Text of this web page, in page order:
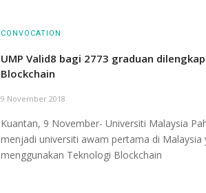
CONVOCATION
UMP Valid8 bagi 2773 graduan
Blockchain
9 November 2018
Kuantan, 9 November- Universiti Malaysia
menjadi universiti awam pertama di Malaysia
menggunakan Teknologi Blockchain